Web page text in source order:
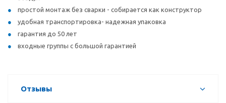
простой монтаж без сварки - собирается как конструктор
удобная транспортировка- надежная упаковка
гарантия до 50 лет
входные группы с большой гарантией
Отзывы